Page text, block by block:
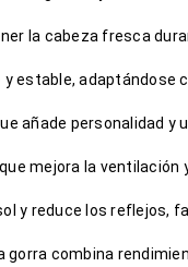
la cabeza fresca
estable,
añade personalidad
mejora la ventilación
y reduce los reflejos,
combina